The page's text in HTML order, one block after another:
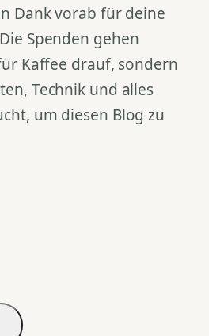
Dank vorab für deine
Spenden gehen
Kaffee drauf, sondern
Technik und alles
um diesen Blog zu